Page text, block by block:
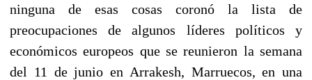
ninguna de esas cosas coronó la lista de
preocupaciones de algunos líderes políticos y
económicos europeos que se reunieron la semana
del 11 de junio en Arrakesh, Marruecos, en una